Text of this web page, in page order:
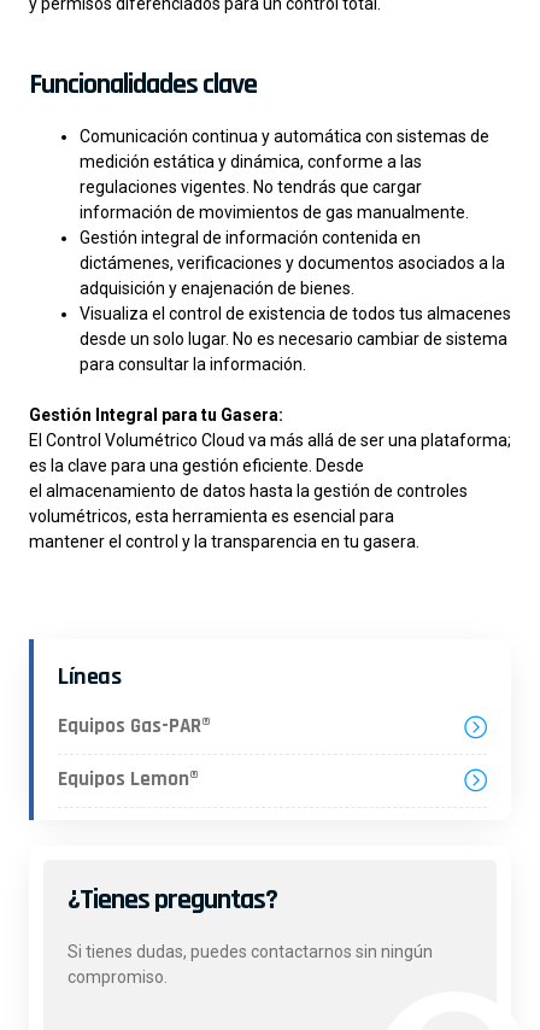
y permisos diferenciados para un control total.
Funcionalidades clave
Comunicación continua y automática con sistemas de
medición estática y dinámica, conforme a las
regulaciones vigentes. No tendrás que cargar
información de movimientos de gas manualmente.
Gestión integral de información contenida en
dictámenes, verificaciones y documentos asociados a la
adquisición y enajenación de bienes.
Visualiza el control de existencia de todos tus almacenes
desde un solo lugar. No es necesario cambiar de sistema
para consultar la información.
Gestión Integral para tu Gasera:
El Control Volumétrico Cloud va más allá de ser una plataforma;
es la clave para una gestión eficiente. Desde
el almacenamiento de datos hasta la gestión de controles
volumétricos, esta herramienta es esencial para
mantener el control y la transparencia en tu gasera.
Líneas
Equipos Gas-PAR®
Equipos Lemon®
¿Tienes preguntas?
Si tienes dudas, puedes contactarnos sin ningún
compromiso.